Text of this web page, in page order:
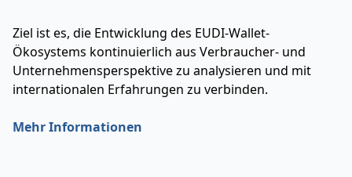
Ziel ist es, die Entwicklung des EUDI-Wallet-
Ökosystems kontinuierlich aus Verbraucher- und
Unternehmensperspektive zu analysieren und mit
internationalen Erfahrungen zu verbinden.
Mehr Informationen